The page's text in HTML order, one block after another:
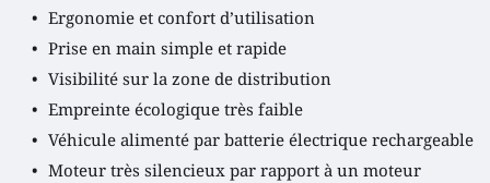
Ergonomie et confort d’utilisation
Prise en main simple et rapide
Visibilité sur la zone de distribution
Empreinte écologique très faible
Véhicule alimenté par batterie électrique rechargeable
Moteur très silencieux par rapport à un moteur